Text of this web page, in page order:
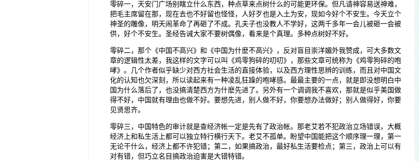
零碎一，天安门广场别瞎立什么东西，种点草来点树什么的可能更环保。但凡请神容易送神难，
把毛主席留在那，现在去也不好留也怪怪，人好歹也是入土为安，现如今好个不安生。今天立个
神圣的雕像，明天闹革命了再砸了不成。孔夫子也没教人不学好，这两千多年一会儿被砸一会被
供，好个不安生。圣经告诫大家不要树偶像，看来是个真理。多种点树好不好。
零碎二，那个《中国不高兴》和《中国为什麽不高兴》，反对盲目崇洋媚外我赞成，可大多数文
章的逻辑性太差，我这样的文字可以叫《鸡零狗碎的叨叨》，那些文章可统称为《鸡零狗碎的咆
哮》。几个作者似乎缺少对西方社会生活的直接体验，以及西方理性思辨的训练，而且对中国文
化的认知也欠深刻，所以读起来有一种凌乱狂躁的咆哮感。最最主要的一点，就是即没想明白中
国为什么落后了，也没搞清楚西方为什麽先进了。另外有一个调调我不喜欢，那就是似乎美国做
得不好，中国就有理由也做不好。要想先进，别人做不好，你要想办法做好；别人做得好，你要
见贤思齐。
零碎三，中国特色的审计就是查经济帐一定是先有了政治帐。那老艾若不犯政治立场错误，大概
经济上和私生活上都可以独立特行横行天下。老艾不孤单。盼望中国能把这个顺序理一理，第一
无论干什么，经济上都不许犯错；第二，如果搞政治，最好私生活要检点；第三，政治上可以有
对有错，但巧立名目搞政治迫害是大错特错。